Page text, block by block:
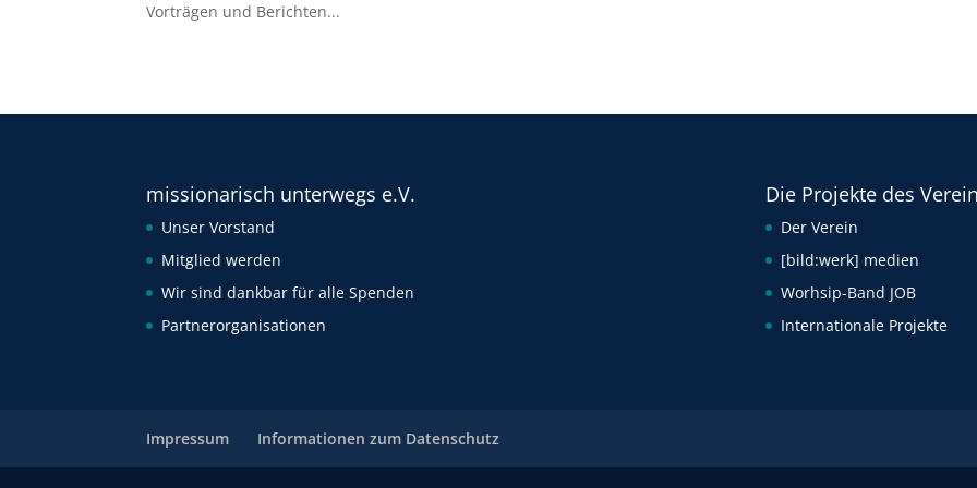
Vorträgen und Berichten...
missionarisch unterwegs e.V.
Unser Vorstand
Mitglied werden
Wir sind dankbar für alle Spenden
Partnerorganisationen
Die Projekte des
Der Verein
[bild:werk] medien
Worhsip-Band JOB
Internationale Projekte
Impressum Informationen zum Datenschutz